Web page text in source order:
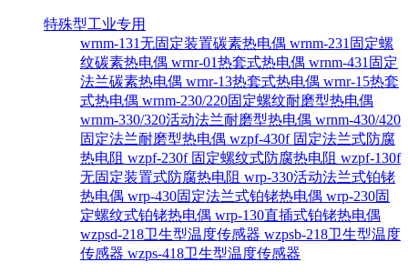
特殊型工业专用
wrnm-131无固定装置碳素热电偶 wrnm-231固定螺
纹碳素热电偶 wrnr-01热套式热电偶 wrnm-431固定
法兰碳素热电偶 wrnr-13热套式热电偶 wrnr-15热套
式热电偶 wrnm-230/220固定螺纹耐磨型热电偶
wrnm-330/320活动法兰耐磨型热电偶 wrnm-430/420
固定法兰耐磨型热电偶 wzpf-430f 固定法兰式防腐
热电阻 wzpf-230f 固定螺纹式防腐热电阻 wzpf-130f
无固定装置式防腐热电阻 wrp-330活动法兰式铂铑
热电偶 wrp-430固定法兰式铂铑热电偶 wrp-230固
定螺纹式铂铑热电偶 wrp-130直插式铂铑热电偶
wzpsd-218卫生型温度传感器 wzpsb-218卫生型温度
传感器 wzps-418卫生型温度传感器